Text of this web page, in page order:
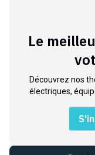
Le
électriques,